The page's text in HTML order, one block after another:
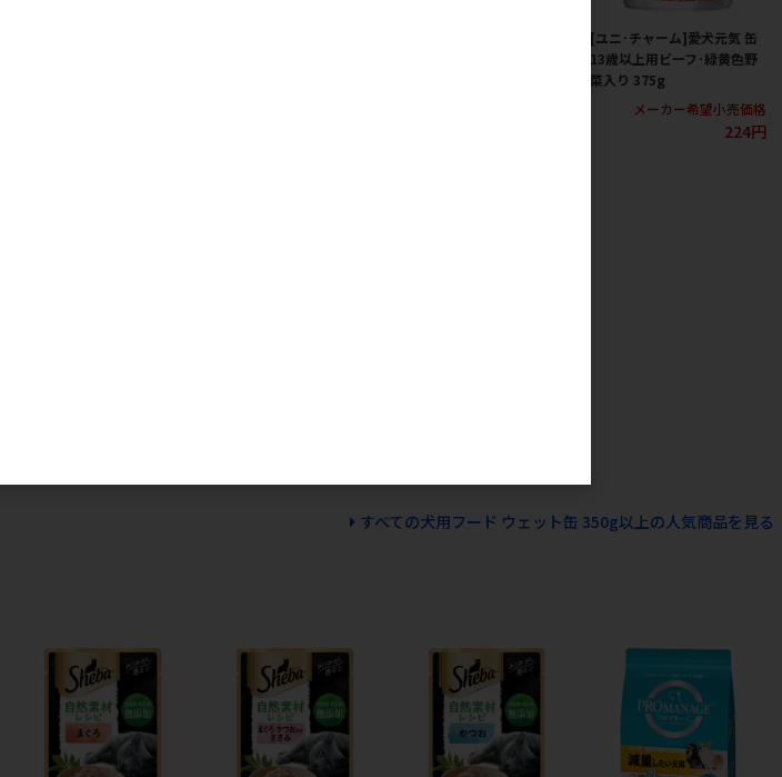
[ユニ･チャーム]愛犬元気 缶
13歳以上用ビーフ･緑黄色野
菜入り 375g
メーカー希望小売価格
224円
すべての犬用フード ウェット缶 350g以上の人気商品を見る